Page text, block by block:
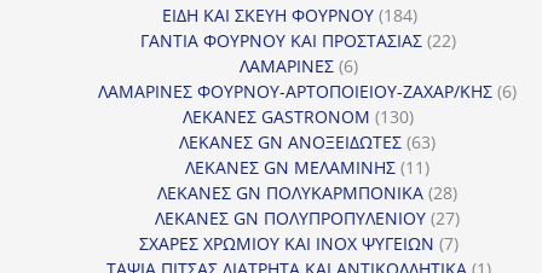
προϊόντα
ΕΙΔΗ ΚΑΙ ΣΚΕΥΗ ΦΟΥΡΝΟΥ 184184
προϊόντα
ΓΑΝΤΙΑ ΦΟΥΡΝΟΥ ΚΑΙ ΠΡΟΣΤΑΣΙΑΣ 2222
ΛΑΜΑΡΙΝΕΣ 66
προϊόντα
ΛΑΜΑΡΙΝΕΣ ΦΟΥΡΝΟΥ-ΑΡΤΟΠΟΙΕΙΟΥ-ΖΑΧΑΡ/ΚΗΣ 66
ΛΕΚΑΝΕΣ GASTRONOM 130130
προϊόντα
ΛΕΚΑΝΕΣ GN ΑΝΟΞΕΙΔΩΤΕΣ 6363
ΛΕΚΑΝΕΣ GN ΜΕΛΑΜΙΝΗΣ 1111
προϊόντα
ΛΕΚΑΝΕΣ GN ΠΟΛΥΚΑΡΜΠΟΝΙΚΑ 2828
προϊόντα
ΛΕΚΑΝΕΣ GN ΠΟΛΥΠΡΟΠΥΛΕΝΙΟΥ 2727
προϊόντα
ΣΧΑΡΕΣ ΧΡΩΜΙΟΥ ΚΑΙ INOX ΨΥΓΕΙΩΝ 77
προϊόντα
ΤΑΨΙΑ ΠΙΤΣΑΣ ΔΙΑΤΡΗΤΑ ΚΑΙ ΑΝΤΙΚΟΛΛΗΤΙΚΑ 11